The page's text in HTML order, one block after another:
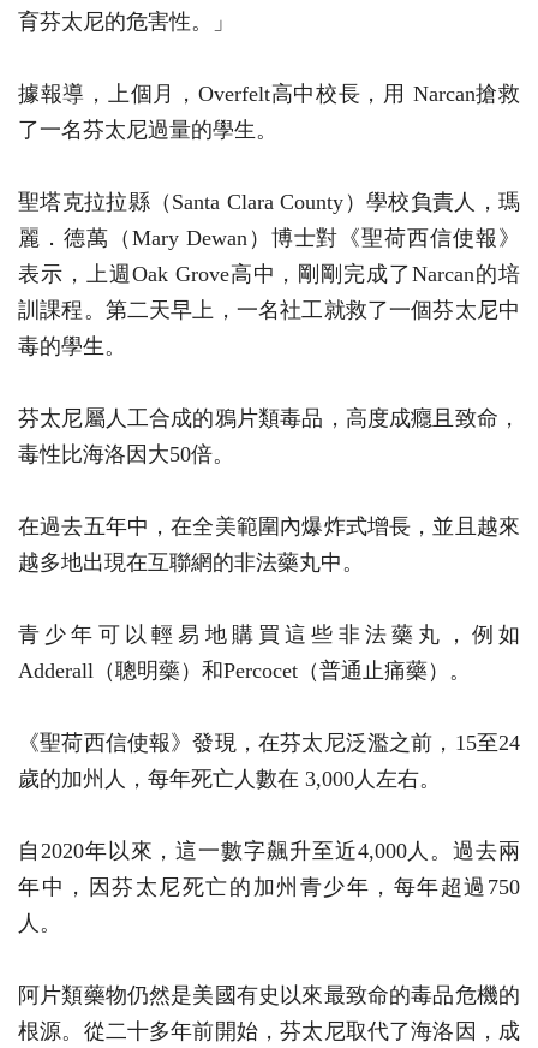
育芬太尼的危害性。」
據報導，上個月，Overfelt高中校長，用 Narcan搶救
了一名芬太尼過量的學生。
聖塔克拉拉縣（Santa Clara County）學校負責人，瑪
麗．德萬（Mary Dewan）博士對《聖荷西信使報》
表示，上週Oak Grove高中，剛剛完成了Narcan的培
訓課程。第二天早上，一名社工就救了一個芬太尼中
毒的學生。
芬太尼屬人工合成的鴉片類毒品，高度成癮且致命，
毒性比海洛因大50倍。
在過去五年中，在全美範圍內爆炸式增長，並且越來
越多地出現在互聯網的非法藥丸中。
青少年可以輕易地購買這些非法藥丸，例如
Adderall（聰明藥）和Percocet（普通止痛藥）。
《聖荷西信使報》發現，在芬太尼泛濫之前，15至24
歲的加州人，每年死亡人數在 3,000人左右。
自2020年以來，這一數字飆升至近4,000人。過去兩
年中，因芬太尼死亡的加州青少年，每年超過750
人。
阿片類藥物仍然是美國有史以來最致命的毒品危機的
根源。從二十多年前開始，芬太尼取代了海洛因，成